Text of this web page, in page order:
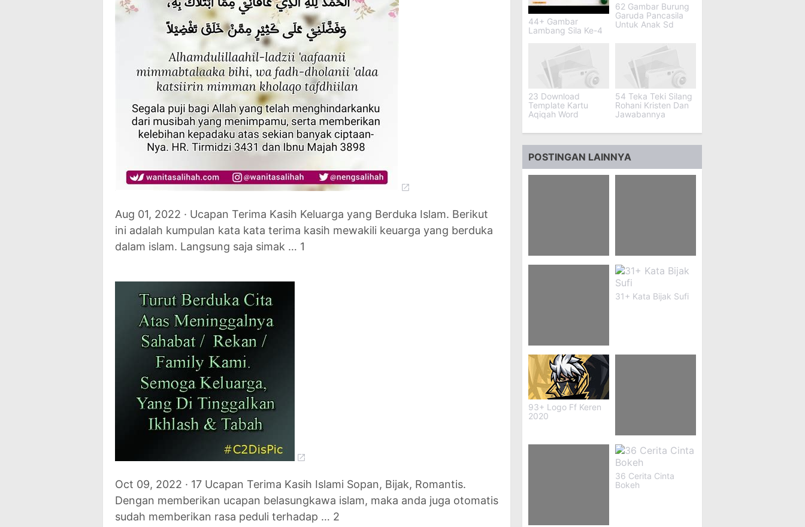
Aug 01, 2022 · Ucapan Terima Kasih Keluarga yang Berduka Islam. Berikut
ini adalah kumpulan kata kata terima kasih mewakili keuarga yang berduka
dalam islam. Langsung saja simak … 1
Oct 09, 2022 · 17 Ucapan Terima Kasih Islami Sopan, Bijak, Romantis.
Dengan memberikan ucapan belasungkawa islam, maka anda juga otomatis
sudah memberikan rasa peduli terhadap … 2
44+ Gambar
Lambang Sila Ke-4
62 Gambar Burung
Garuda Pancasila
Untuk Anak Sd
23 Download
Template Kartu
Aqiqah Word
54 Teka Teki Silang
Rohani Kristen Dan
Jawabannya
POSTINGAN LAINNYA
75 Kata Kata Buat
81+ Kata Kata Buat
Di Cup Minuman
95+ Kata Kata
Nunggu Chat Dari
Pacar
31+ Kata Bijak Sufi
93+ Logo Ff Keren
2020
90+ Sindiran Buat
Haters Kpop
36 Cerita Cinta
Bokeh